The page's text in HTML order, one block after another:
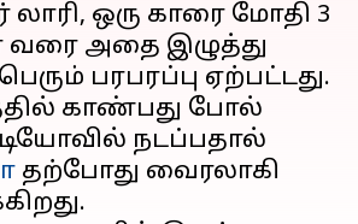
ஒரு காரை மோதி 3
வரை அதை இழுத்து
பரபரப்பு ஏற்பட்டது.
காண்பது போல்
நடப்பதால்
தற்போது வைரலாகி